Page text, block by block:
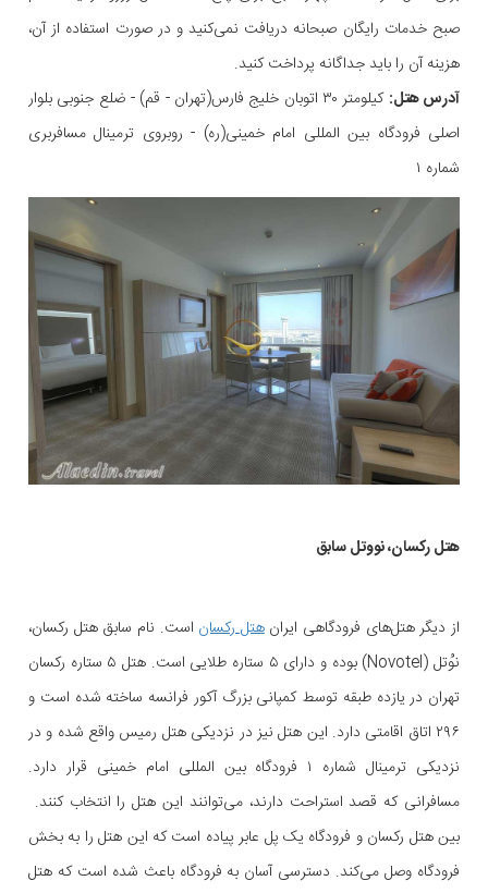
صبح خدمات رایگان صبحانه دریافت نمی‌کنید و در صورت استفاده از آن،
هزینه‌ آن را باید جداگانه پرداخت کنید.
آدرس هتل:
کیلومتر ۳۰ اتوبان خلیج فارس(تهران - قم) - ضلع جنوبی بلوار
اصلی فرودگاه بین المللی امام خمینی(ره) - روبروی ترمینال مسافربری
شماره ۱
هتل رکسان، نووتل سابق
از دیگر هتل‌های فرودگاهی ایرانهتل رکسان است. نام سابق هتل رکسان،
نوُتل (Novotel) بوده و دارای ۵ ستاره طلایی است. هتل ۵ ستاره رکسان
تهران در یازده طبقه توسط کمپانی بزرگ آکور فرانسه ساخته شده است و
۲۹۶ اتاق اقامتی دارد. این هتل نیز در نزدیکی هتل رمیس واقع شده و در
نزدیکی ترمینال شماره ۱ فرودگاه بین المللی امام خمینی قرار دارد.
مسافرانی که قصد استراحت دارند، می‌توانند این هتل را انتخاب کنند.
بین هتل رکسان و فرودگاه یک پل عابر پیاده است که این هتل را به بخش
فرودگاه وصل می‌کند. دسترسی آسان به فرودگاه باعث شده است که هتل